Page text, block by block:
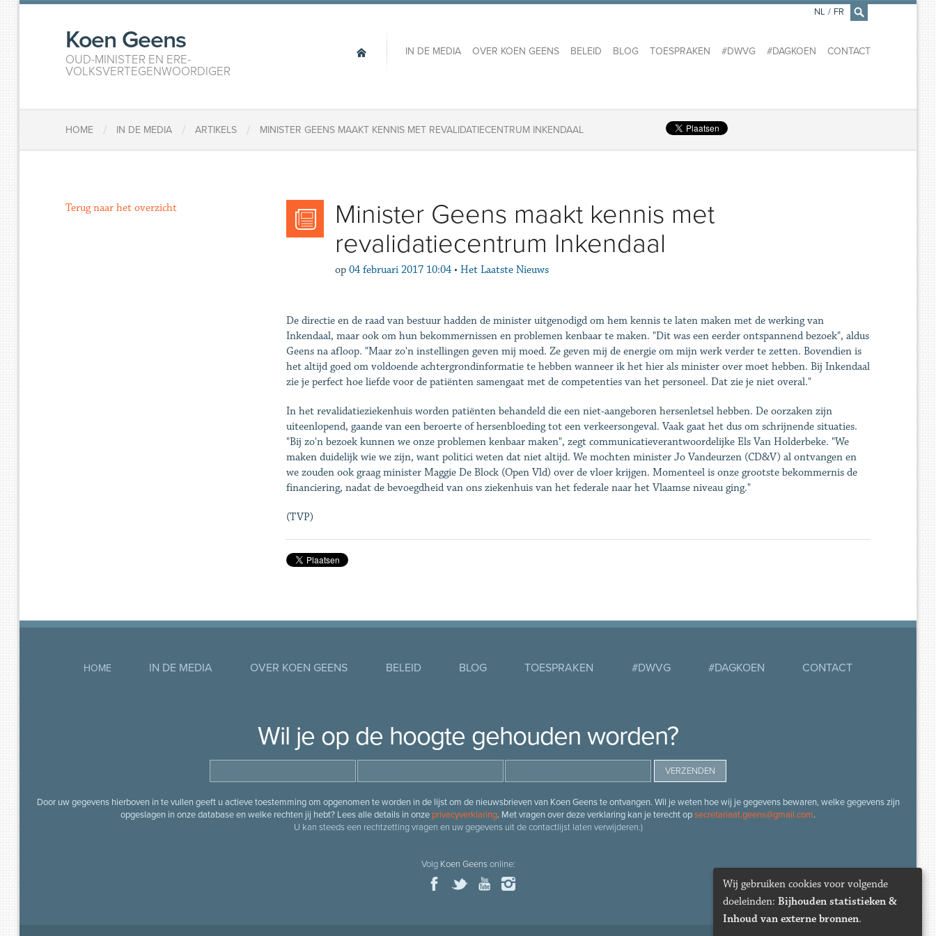
×
Koen Geens
OUD-MINISTER EN ERE-
VOLKSVERTEGENWOORDIGER
IN DE MEDIA OVER KOEN GEENS BELEID BLOG TOESPRAKEN #DWVG #DAGKOEN CONTACT
NL / FR
HOME / IN DE MEDIA / ARTIKELS / MINISTER GEENS MAAKT KENNIS MET REVALIDATIECENTRUM INKENDAAL
Minister Geens maakt kennis met
revalidatiecentrum Inkendaal
op 04 februari 2017 10:04 • Het Laatste Nieuws
De directie en de raad van bestuur hadden de minister uitgenodigd om hem kennis te laten maken met de werking van
Inkendaal, maar ook om hun bekommernissen en problemen kenbaar te maken. "Dit was een eerder ontspannend bezoek", aldus
Geens na afloop. "Maar zo'n instellingen geven mij moed. Ze geven mij de energie om mijn werk verder te zetten. Bovendien is
het altijd goed om voldoende achtergrondinformatie te hebben wanneer ik het hier als minister over moet hebben. Bij Inkendaal
zie je perfect hoe liefde voor de patiënten samengaat met de competenties van het personeel. Dat zie je niet overal."
In het revalidatieziekenhuis worden patiënten behandeld die een niet-aangeboren hersenletsel hebben. De oorzaken zijn
uiteenlopend, gaande van een beroerte of hersenbloeding tot een verkeersongeval. Vaak gaat het dus om schrijnende situaties.
"Bij zo'n bezoek kunnen we onze problemen kenbaar maken", zegt communicatieverantwoordelijke Els Van Holderbeke. "We
maken duidelijk wie we zijn, want politici weten dat niet altijd. We mochten minister Jo Vandeurzen (CD&V) al ontvangen en
we zouden ook graag minister Maggie De Block (Open Vld) over de vloer krijgen. Momenteel is onze grootste bekommernis de
financiering, nadat de bevoegdheid van ons ziekenhuis van het federale naar het Vlaamse niveau ging."
(TVP)
Terug naar het overzicht
HOME IN DE MEDIA OVER KOEN GEENS BELEID BLOG TOESPRAKEN #DWVG #DAGKOEN CONTACT
Wil je op de hoogte gehouden worden?
Door uw gegevens hierboven in te vullen geeft u actieve toestemming om opgenomen te worden in de lijst om de nieuwsbrieven van Koen Geens te ontvangen. Wil je weten hoe wij je gegevens bewaren, welke gegevens zijn
opgeslagen in onze database en welke rechten jij hebt? Lees alle details in onze privacyverklaring. Met vragen over deze verklaring kan je terecht opsecretariaat.geens@gmail.com.
U kan steeds een rechtzetting vragen en uw gegevens uit de contactlijst laten verwijderen.)
Volg Koen Geensonline:
Wij gebruiken cookies voor volgende
doeleinden: Bijhouden statistieken &
Inhoud van externe bronnen.